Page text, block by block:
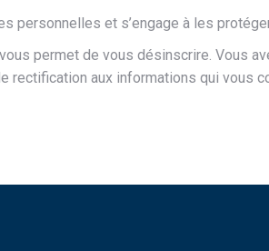
personnelles et s’engage à les
permet de vous désinscrire. Vous
rectification aux informations qui vous